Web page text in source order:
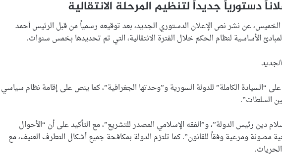
دستورياً جديداً لتنظيم المرحلة الانتقالية
الخميس، عن نشر نص الإعلان الدستوري الجديد، بعد توقيعه رسمياً من قبل الرئيس أحمد
الأساسية لنظام الحكم خلال الفترة الانتقالية، التي تم تحديدها بخمس سنوات.
“السيادة الكاملة” للدولة السورية و”وحدتها الجغرافية”، كما ينص على إقامة نظام سياسي
السلطات”.
دين رئيس الدولة”، و”الفقه الإسلامي المصدر للتشريع”، مع التأكيد على أن “الأحوال
مصونة ومرعية وفقاً للقانون”. كما تلتزم الدولة بمكافحة جميع أشكال التطرف العنيف، مع